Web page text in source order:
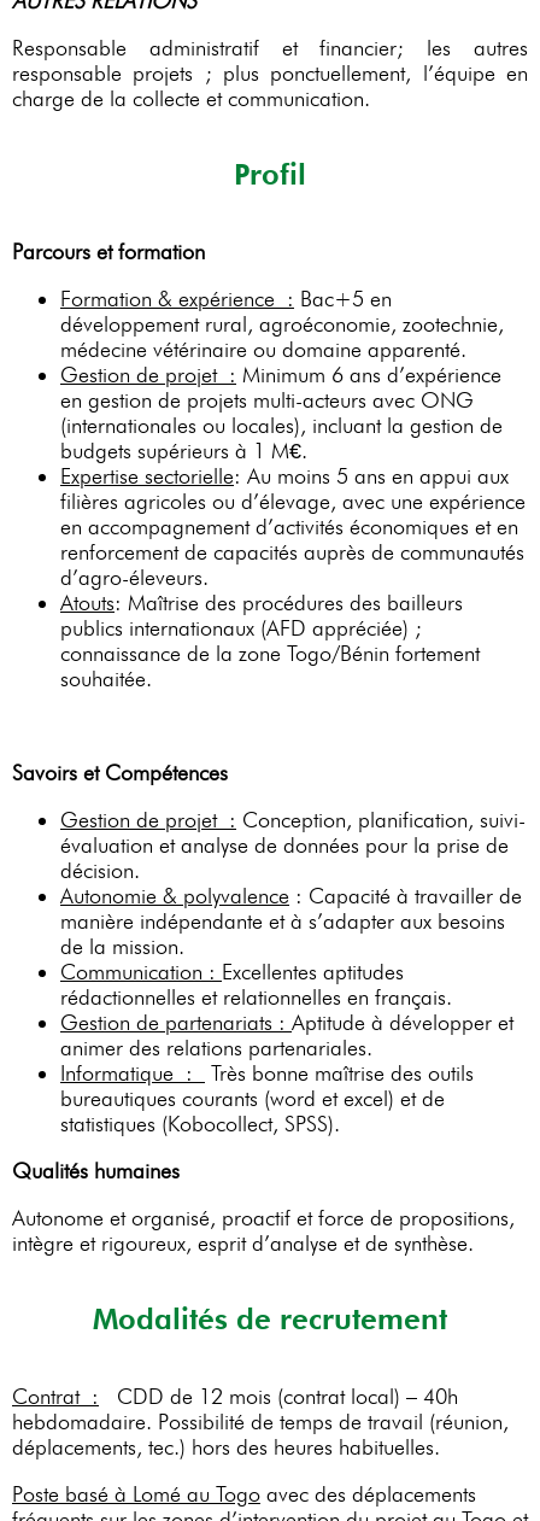
Responsable administratif et financier; les autres
responsable projets ; plus ponctuellement, l’équipe en
charge de la collecte et communication.
Profil
Parcours et formation
Formation & expérience : Bac+5 en
développement rural, agroéconomie, zootechnie,
médecine vétérinaire ou domaine apparenté.
Gestion de projet : Minimum 6 ans d’expérience
en gestion de projets multi-acteurs avec ONG
(internationales ou locales), incluant la gestion de
budgets supérieurs à 1 M€.
Expertise sectorielle: Au moins 5 ans en appui aux
filières agricoles ou d’élevage, avec une expérience
en accompagnement d’activités économiques et en
renforcement de capacités auprès de communautés
d’agro-éleveurs.
Atouts: Maîtrise des procédures des bailleurs
publics internationaux (AFD appréciée) ;
connaissance de la zone Togo/Bénin fortement
souhaitée.
Savoirs et Compétences
Gestion de projet : Conception, planification, suivi-
évaluation et analyse de données pour la prise de
décision.
Autonomie & polyvalence : Capacité à travailler de
manière indépendante et à s’adapter aux besoins
de la mission.
Communication : Excellentes aptitudes
rédactionnelles et relationnelles en français.
Gestion de partenariats : Aptitude à développer et
animer des relations partenariales.
Informatique :
Très bonne maîtrise des outils
bureautiques courants (word et excel) et de
statistiques (Kobocollect, SPSS).
Qualités humaines
Autonome et organisé, proactif et force de propositions,
intègre et rigoureux, esprit d’analyse et de synthèse.
Modalités de recrutement
Contrat : CDD de 12 mois (contrat local) – 40h
hebdomadaire. Possibilité de temps de travail (réunion,
déplacements, tec.) hors des heures habituelles.
Poste basé à Lomé au Togo avec des déplacements